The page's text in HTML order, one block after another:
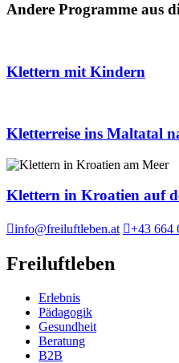
Andere Programme aus
Klettern mit Kindern
Kletterreise ins Maltatal
Klettern in Kroatien auf
info@freiluftleben.at +43 664
Freiluftleben
Erlebnis
Pädagogik
Gesundheit
Beratung
B2B